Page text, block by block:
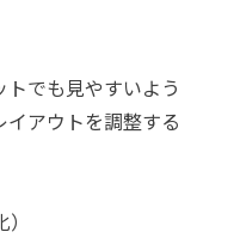
でも見やすいよう
アウトを調整する